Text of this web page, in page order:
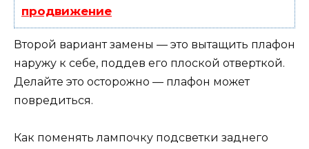
продвижение
Второй вариант замены — это вытащить плафон
наружу к себе, поддев его плоской отверткой.
Делайте это осторожно — плафон может
повредиться.
Как поменять лампочку подсветки заднего